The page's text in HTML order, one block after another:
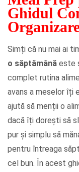
Ghidul
Simți că nu mai ai
o săptămână este
complet rutina
avans a meselor îți
ajută să menții o
dacă îți dorești să
pur și simplu să
pentru întreaga
cel bun. În acest